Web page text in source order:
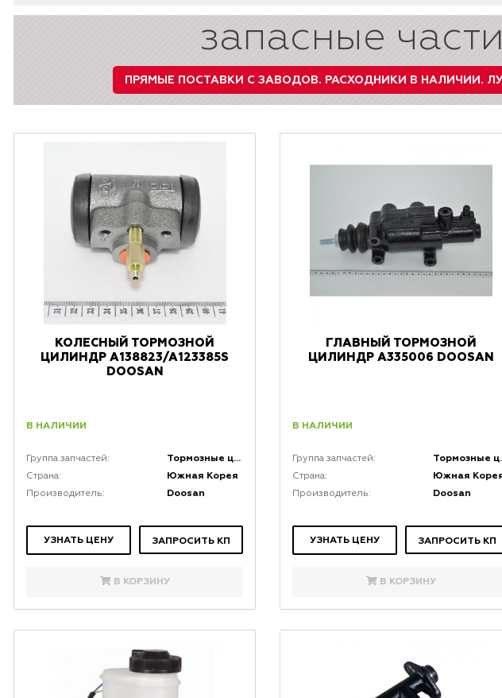
запасные части
ПРЯМЫЕ ПОСТАВКИ С ЗАВОДОВ. РАСХОДНИКИ В НАЛИЧИИ.
КОЛЕСНЫЙ ТОРМОЗНОЙ
ЦИЛИНДР A138823/A123385S
DOOSAN
В НАЛИЧИИ
Группа запчастей: Тормозные цилиндры
Страна: Южная Корея
Производитель: Doosan
УЗНАТЬ ЦЕНУ ЗАПРОСИТЬ КП
В КОРЗИНУ
ГЛАВНЫЙ ТОРМОЗНОЙ
ЦИЛИНДР A335006 DOOSAN
В НАЛИЧИИ
Группа запчастей:
Страна: Южная
Производитель: Doosan
УЗНАТЬ ЦЕНУ ЗАПРОСИТЬ КП
В КОРЗИНУ